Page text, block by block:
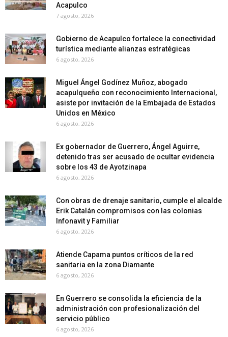
Acapulco
7 agosto, 2026
Gobierno de Acapulco fortalece la conectividad
turística mediante alianzas estratégicas
6 agosto, 2026
Miguel Ángel Godínez Muñoz, abogado
acapulqueño con reconocimiento Internacional,
asiste por invitación de la Embajada de Estados
Unidos en México
6 agosto, 2026
Ex gobernador de Guerrero, Ángel Aguirre,
detenido tras ser acusado de ocultar evidencia
sobre los 43 de Ayotzinapa
6 agosto, 2026
Con obras de drenaje sanitario, cumple el alcalde
Erik Catalán compromisos con las colonias
Infonavit y Familiar
6 agosto, 2026
Atiende Capama puntos críticos de la red
sanitaria en la zona Diamante
6 agosto, 2026
En Guerrero se consolida la eficiencia de la
administración con profesionalización del
servicio público
6 agosto, 2026